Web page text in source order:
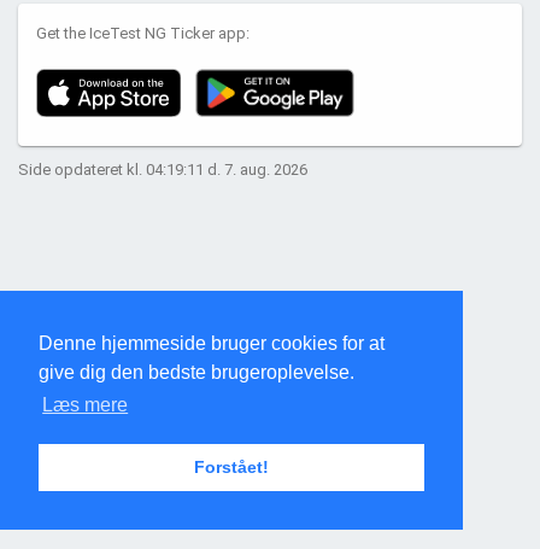
Denne hjemmeside bruger cookies for at
give dig den bedste brugeroplevelse.
Læs mere
Forstået!
Get the IceTest NG Ticker app:
Side opdateret kl. 04:19:11 d. 7. aug. 2026